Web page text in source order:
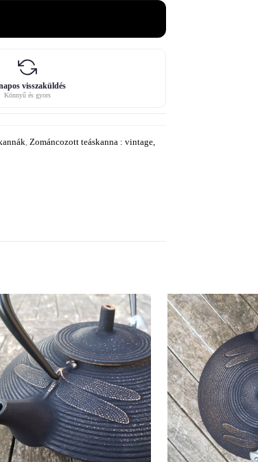
visszaküldés
Könnyű és gyors
Zománcozott teáskanna : vintage,